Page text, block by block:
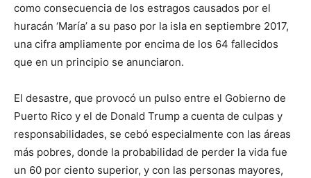
como consecuencia de los estragos causados por el
huracán ‘María’ a su paso por la isla en septiembre 2017,
una cifra ampliamente por encima de los 64 fallecidos
que en un principio se anunciaron.
El desastre, que provocó un pulso entre el Gobierno de
Puerto Rico y el de Donald Trump a cuenta de culpas y
responsabilidades, se cebó especialmente con las áreas
más pobres, donde la probabilidad de perder la vida fue
un 60 por ciento superior, y con las personas mayores,